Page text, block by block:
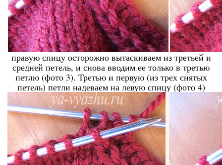
правую спицу осторожно вытаскиваем из третьей и
средней петель, и снова вводим ее только в третью
петлю (фото 3). Третью и первую (из трех снятых
петель) петли надеваем на левую спицу (фото 4)